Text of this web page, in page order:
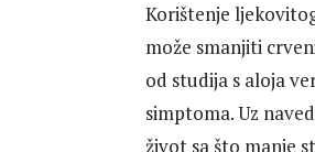
Korištenje
može smanjiti
od studija s aloja
simptoma. Uz
život sa što manje